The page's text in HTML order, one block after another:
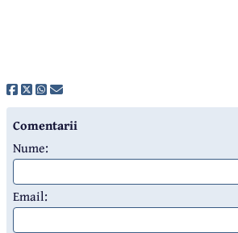
Comentarii
Nume:
Email: